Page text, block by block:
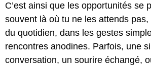
C’est ainsi que les opportunités se
souvent là où tu ne les attends
du quotidien, dans les gestes
rencontres anodines. Parfois, une
conversation, un sourire échangé,